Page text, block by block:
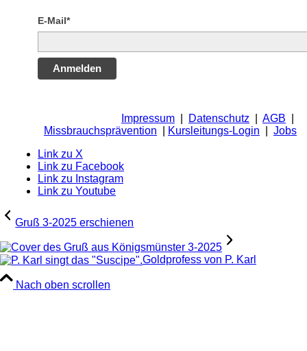
E-Mail*
Anmelden
Impressum Datenschutz AGB
Missbrauchsprävention
Kursleitungs-Login
Jobs
Link zu X
Link zu Facebook
Link zu Instagram
Link zu Youtube
Gruß 3-2025 erschienen
Goldprofess von P. Karl
Nach oben scrollen